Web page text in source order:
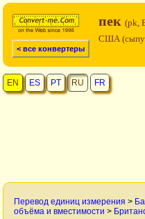
< все конвертеры
пек (pk,
США
EN ES PT RU FR
Перевод единиц измерения >
объёма и вместимости >